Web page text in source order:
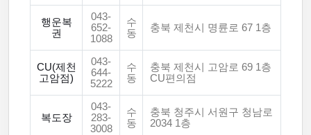
행운복
권
043-
652-
1088
수
동
충북 제천시 명륜로 67 1층
CU(제천
고암점)
043-
644-
5222
수
동
충북 제천시 고암로 69 1층
CU편의점
복도장
043-
283-
3008
수
동
충북 청주시 서원구 청남로
2034 1층